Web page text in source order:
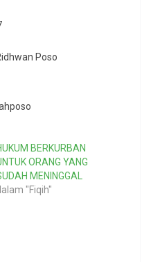
Poso
BERKURBAN
ORANG YANG
MENINGGAL
"Fiqih"